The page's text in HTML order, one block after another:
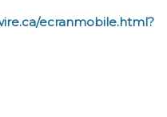
ecranmobile.html?